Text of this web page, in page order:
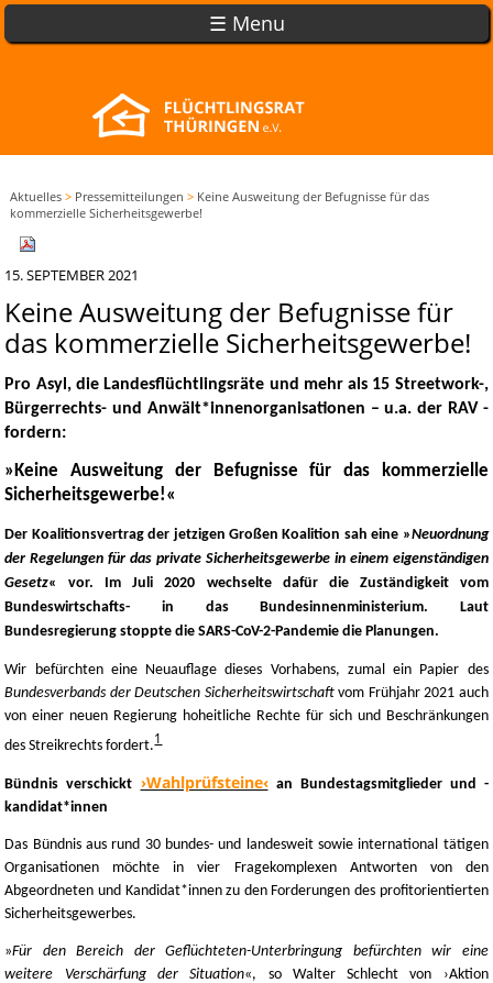
☰ Menu
Aktuelles > Pressemitteilungen > Keine Ausweitung der Befugnisse für das
kommerzielle Sicherheitsgewerbe!
15. SEPTEMBER 2021
Keine Ausweitung der Befugnisse für
das kommerzielle Sicherheitsgewerbe!
Pro Asyl, die Landesflüchtlingsräte und mehr als 15 Streetwork-,
Bürgerrechts- und Anwält*innenorganisationen – u.a. der RAV -
fordern:
»Keine Ausweitung der Befugnisse für das kommerzielle
Sicherheitsgewerbe!«
Der Koalitionsvertrag der jetzigen Großen Koalition sah eine »Neuordnung
der Regelungen für das private Sicherheitsgewerbe in einem eigenständigen
Gesetz« vor. Im Juli 2020 wechselte dafür die Zuständigkeit vom
Bundeswirtschafts- in das Bundesinnenministerium. Laut
Bundesregierung stoppte die SARS-CoV-2-Pandemie die Planungen.
Wir befürchten eine Neuauflage dieses Vorhabens, zumal ein Papier des
Bundesverbands der Deutschen Sicherheitswirtschaftvom Frühjahr 2021 auch
von einer neuen Regierung hoheitliche Rechte für sich und Beschränkungen
des Streikrechts fordert.1
Bündnis verschickt ›Wahlprüfsteine‹an Bundestagsmitglieder und -
kandidat*innen
Das Bündnis aus rund 30 bundes- und landesweit sowie international tätigen
Organisationen möchte in vier Fragekomplexen Antworten von den
Abgeordneten und Kandidat*innen zu den Forderungen des profitorientierten
Sicherheitsgewerbes.
»Für den Bereich der Geflüchteten-Unterbringung befürchten wir eine
weitere Verschärfung der Situation«, so Walter Schlecht von ›Aktion